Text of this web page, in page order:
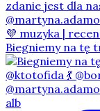
Biegniemy na tę
alb